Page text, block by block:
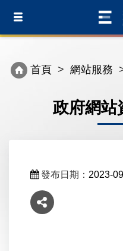
Toggle
首頁 網站服務
政府網站
發布日期： 2023-